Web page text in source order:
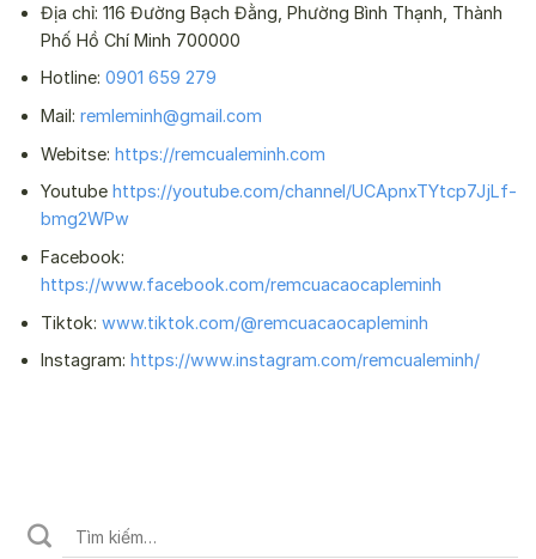
Địa chỉ: 116 Đường Bạch Đằng, Phường Bình Thạnh, Thành
Phố Hồ Chí Minh 700000
Hotline: 0901 659 279
Mail: remleminh@gmail.com
Webitse: https://remcualeminh.com
Youtube https://youtube.com/channel/UCApnxTYtcp7JjLf-
bmg2WPw
Facebook:
https://www.facebook.com/remcuacaocapleminh
Tiktok: www.tiktok.com/@remcuacaocapleminh
Instagram: https://www.instagram.com/remcualeminh/